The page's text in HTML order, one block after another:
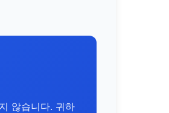
않습니다. 귀하